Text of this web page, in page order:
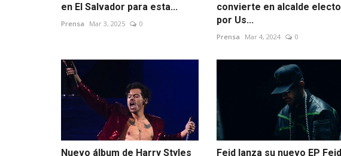
en El Salvador para esta...
Prensa Mar 3, 2025 0
convierte en alcalde electo
por Us...
Prensa Mar 4, 2024 0
Nuevo álbum de Harry Styles
Feid lanza su nuevo EP Feid